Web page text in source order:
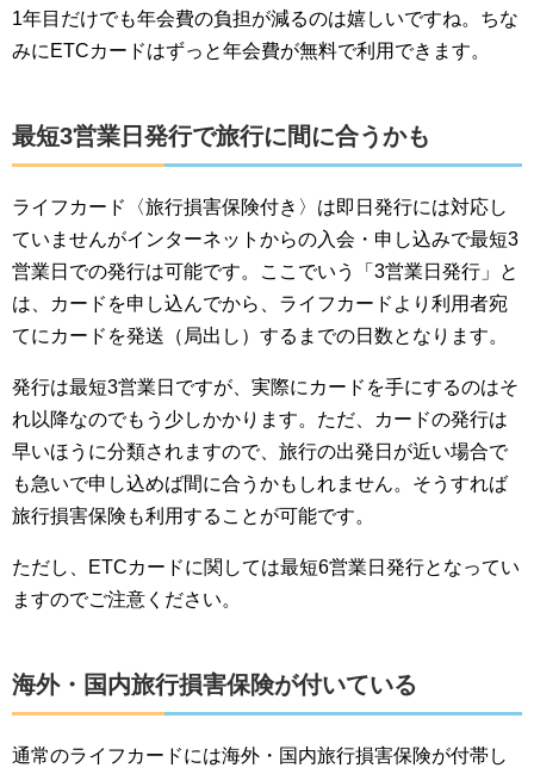
1年目だけでも年会費の負担が減るのは嬉しいですね。ちな
みにETCカードはずっと年会費が無料で利用できます。
最短3営業日発行で旅行に間に合うかも
ライフカード〈旅行損害保険付き〉は即日発行には対応し
ていませんがインターネットからの入会・申し込みで最短3
営業日での発行は可能です。ここでいう「3営業日発行」と
は、カードを申し込んでから、ライフカードより利用者宛
てにカードを発送（局出し）するまでの日数となります。
発行は最短3営業日ですが、実際にカードを手にするのはそ
れ以降なのでもう少しかかります。ただ、カードの発行は
早いほうに分類されますので、旅行の出発日が近い場合で
も急いで申し込めば間に合うかもしれません。そうすれば
旅行損害保険も利用することが可能です。
ただし、ETCカードに関しては最短6営業日発行となってい
ますのでご注意ください。
海外・国内旅行損害保険が付いている
通常のライフカードには海外・国内旅行損害保険が付帯し